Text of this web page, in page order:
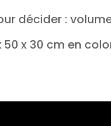
décider :
x 30 cm en